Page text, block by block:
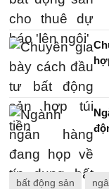
bất động sản